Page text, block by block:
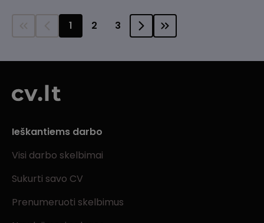
1 2 3
Ieškantiems darbo
Visi darbo skelbimai
Sukurti savo CV
Prenumeruoti skelbimus